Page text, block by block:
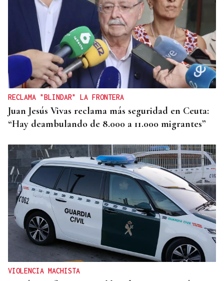
RECLAMA "BLINDAR" LA FRONTERA
Juan Jesús Vivas reclama más seguridad en Ceuta:
“Hay deambulando de 8.000 a 11.000 migrantes”
VIOLENCIA MACHISTA